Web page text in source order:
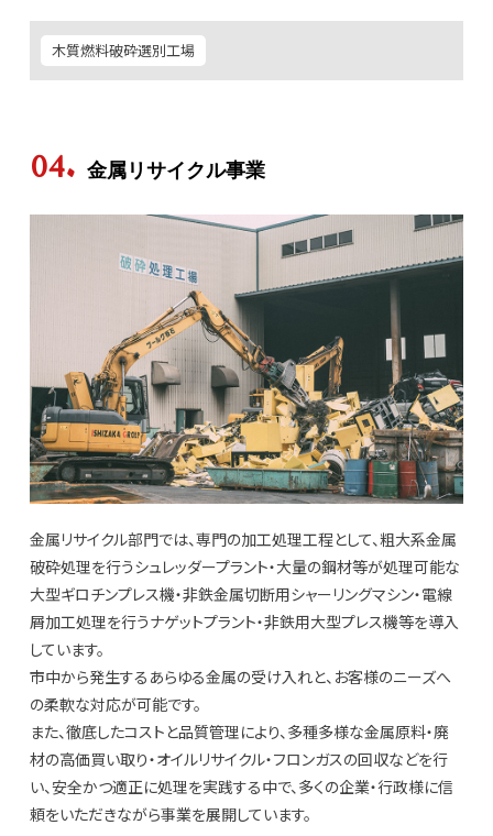
木質燃料破砕選別工場
金属リサイクル事業
金属リサイクル部門では、専門の加工処理工程として、粗大系金属
破砕処理を行うシュレッダープラント・大量の鋼材等が処理可能な
大型ギロチンプレス機・非鉄金属切断用シャーリングマシン・電線
屑加工処理を行うナゲットプラント・非鉄用大型プレス機等を導入
しています。
市中から発生するあらゆる金属の受け入れと、お客様のニーズへ
の柔軟な対応が可能です。
また、徹底したコストと品質管理により、多種多様な金属原料・廃
材の高価買い取り・オイルリサイクル・フロンガスの回収などを行
い、安全かつ適正に処理を実践する中で、多くの企業・行政様に信
頼をいただきながら事業を展開しています。